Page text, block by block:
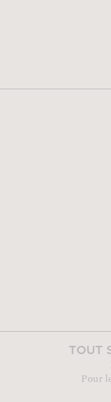
TOUT
Pour